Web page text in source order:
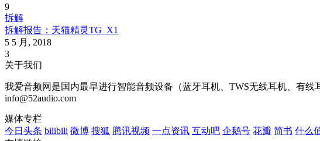
9
拆解
拆解报告：天猫精灵TG_X1
5 5 月, 2018
3
关于我们
我爱音频网是国内最早进行智能音频设备（蓝牙耳机、TWS无线耳机、有
info@52audio.com
媒体专栏
今日头条 bilibili 微博 搜狐 腾讯视频 一点资讯 互动吧 企鹅号 花瓣 简书 什么